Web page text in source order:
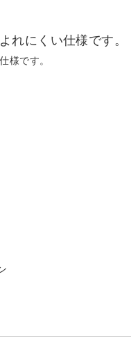
れにくい仕様です。
様です。